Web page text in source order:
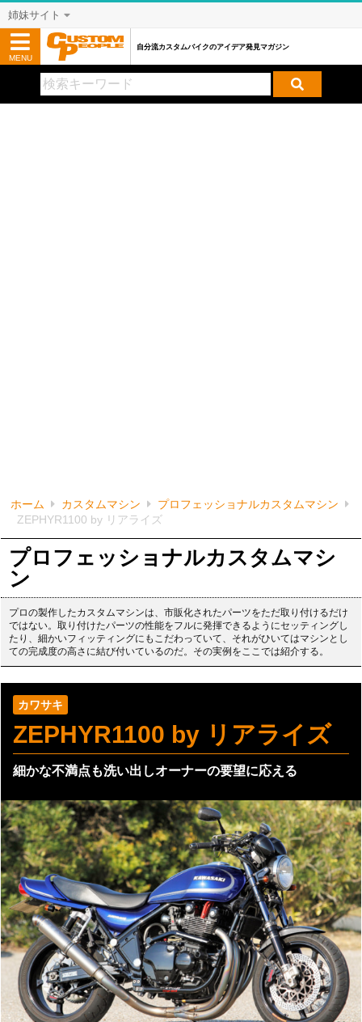
ホーム カスタムマシン
プロフェッショナルカスタムマシン
ZEPHYR1100 by リアライズ
プロフェッショナルカスタムマシ
ン
プロの製作したカスタムマシンは、市販化されたパーツをただ取り付けるだけ
ではない。取り付けたパーツの性能をフルに発揮できるようにセッティングし
たり、細かいフィッティングにもこだわっていて、それがひいてはマシンとし
ての完成度の高さに結び付いているのだ。その実例をここでは紹介する。
カワサキ
ZEPHYR1100 by リアライズ
細かな不満点も洗い出しオーナーの要望に応える
姉妹サイト
MENU
自分流カスタムバイクのアイデア発見マガジン